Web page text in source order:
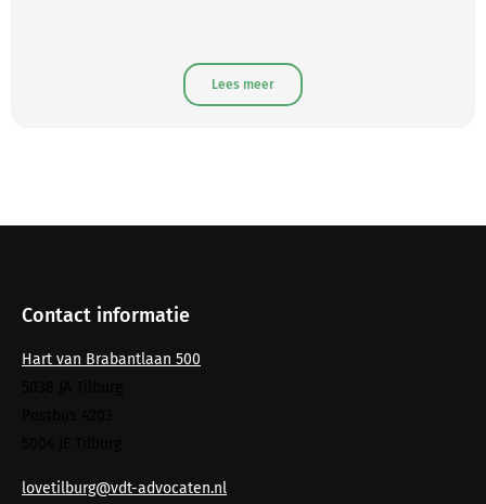
Lees meer
Contact informatie
Hart van Brabantlaan 500
lovetilburg@vdt-advocaten.nl